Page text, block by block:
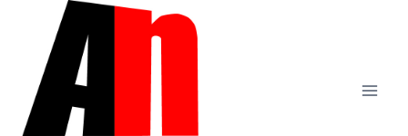
Doorgaan
inhoud